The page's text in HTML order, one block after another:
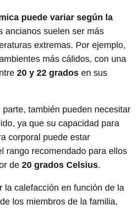
puede variar según la
ancianos suelen ser más
extremas. Por ejemplo,
más cálidos, con una
20 y 22 grados en sus
también pueden necesitar
ya que su capacidad para
corporal puede estar
rango recomendado para ellos
de 20 grados Celsius.
la calefacción en función de la
los miembros de la familia,